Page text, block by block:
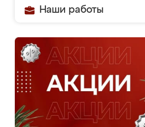
Наши работы